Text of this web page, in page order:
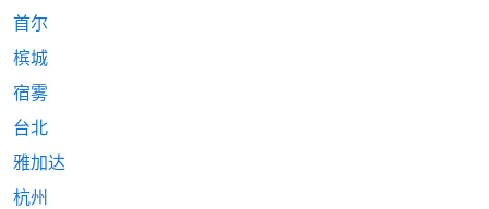
首尔
槟城
宿雾
台北
雅加达
杭州